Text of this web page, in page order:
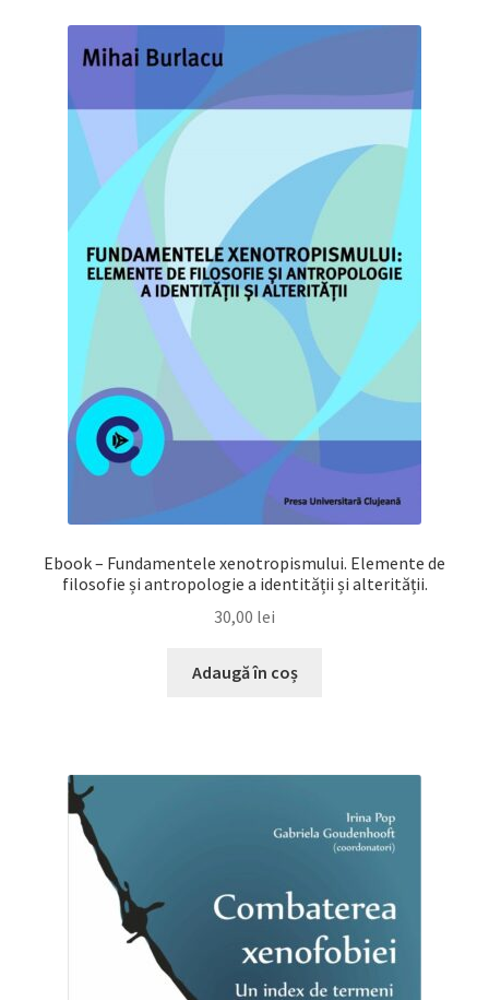
Ebook – Fundamentele xenotropismului. Elemente de
filosofie și antropologie a identității și alterității.
30,00 lei
Adaugă în coș